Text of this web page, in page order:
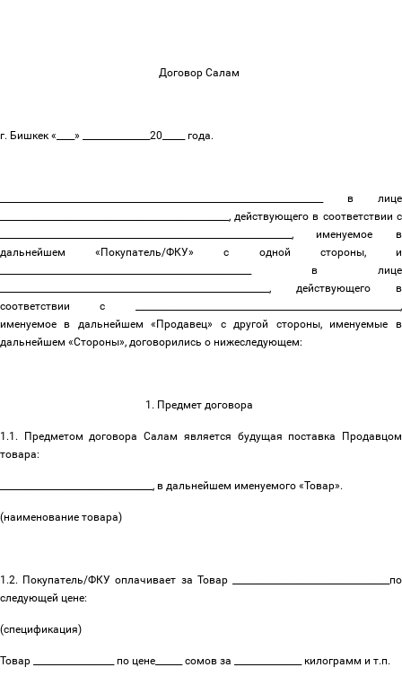
Договор Салам
г. Бишкек «____» _______________20_____ года.
________________________________________________________________________ в лице
___________________________________________________, действующего в соответствии с
_________________________________________________________________, именуемое в
дальнейшем «Покупатель/ФКУ» с одной стороны, и
________________________________________________________ в лице
____________________________________________________________, действующего в
соответствии с ___________________________________________________________,
именуемое в дальнейшем «Продавец» с другой стороны, именуемые в
дальнейшем «Стороны», договорились о нижеследующем:
1. Предмет договора
1.1. Предметом договора Салам является будущая поставка Продавцом
товара:
__________________________________, в дальнейшем именуемого «Товар».
(наименование товара)
1.2. Покупатель/ФКУ оплачивает за Товар ___________________________________по
следующей цене:
(спецификация)
Товар __________________ по цене______ сомов за _______________ килограмм и т.п.